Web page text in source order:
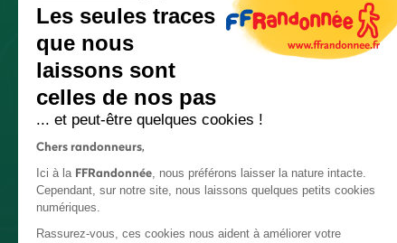
Les seules traces
que nous
laissons sont
celles de nos pas
... et peut-être quelques cookies !
Chers randonneurs,
Ici à la FFRandonnée, nous préférons laisser la nature intacte.
Cependant, sur notre site, nous laissons quelques petits cookies
numériques.
Rassurez-vous, ces cookies nous aident à améliorer votre